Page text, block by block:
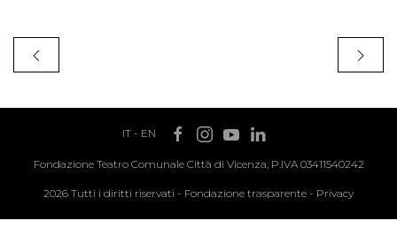
IT- EN
Fondazione Teatro Comunale Città di Vicenza, P.IVA 03411540242
2026 Tutti i diritti riservati - Fondazione trasparente - Privacy